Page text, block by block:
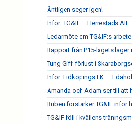
Äntligen seger igen!
Inför: TG&IF – Herrestads AIF
Ledarmöte om TG&IF:s
Rapport från P15-lagets
Tung Giff-förlust i
Inför: Lidköpings FK –
Amanda och Adam ser till att
Ruben förstärker TG&IF inför
TG&IF föll i kvällens